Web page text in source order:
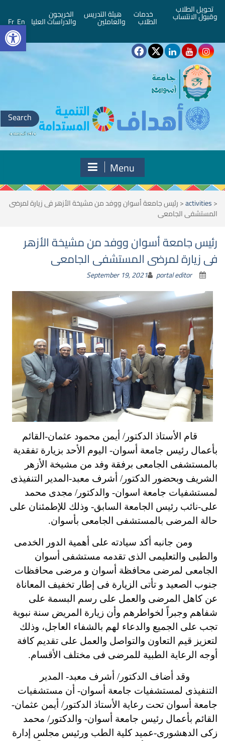
تحويل الطلاب
وقبول الانتساب خدمات
الطلاب
هيئة التدريس
والعاملين
الخريجون
والدراسات العليا En
Fr
Search
for:
Menu
<
activities
<رئيس جامعة أسوان ووفد من مشيخة الأزهر فى زيارة لمرضى
المستشفى الجامعى
رئيس جامعة أسوان ووفد من مشيخة الأزهر
فى زيارة لمرضى المستشفى الجامعى
September 19, 2021 portal editor
قام الأستاذ الدكتور/ أيمن محمود عثمان-القائم
بأعمال رئيس جامعة أسوان- اليوم الأحد بزيارة تفقدية
بالمستشفى الجامعى برفقة وفد من مشيخة الأزهر
الشريف وبحضور الدكتور/ أشرف معبد-المدير التنفيذى
لمستشفيات جامعة اسوان- والدكتور/ مجدى محمد
على-نائب رئيس الجامعة السابق- وذلك للإطمئنان على
حالة المرضى بالمستشفى الجامعى بأسوان.
ومن جانبه أكد سيادته على أهمية الدور الخدمى
والطبى والتعليمى الذى تقدمه مستشفى أسوان
الجامعى لمرضى محافظة أسوان و مرضى محافظات
جنوب الصعيد و تأتى الزيارة فى إطار تخفيف المعاناة
عن كاهل المرضى والعمل على رسم البسمة على
شفاهم وجبراً لخواطرهم وأن زيارة المريض سنة نبوية
تجب على الجميع والدعاء لهم بالشفاء العاجل، وذلك
لتعزيز قيم التعاون والتواصل والعمل على تقديم كافة
أوجه الرعاية الطبية للمرضى فى مختلف الأقسام.
وقد أضاف الدكتور/ أشرف معبد- المدير
التنفيذى لمستشفيات جامعة أسوان- أن مستشفيات
جامعة أسوان تحت رعاية الأستاذ الدكتور/ أيمن عثمان-
القائم بأعمال رئيس جامعة أسوان- والدكتور/ محمد
زكى الدهشورى-عميد كلية الطب ورئيس مجلس إدارة